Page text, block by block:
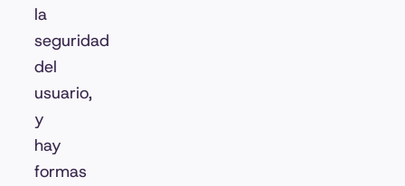
la
seguridad
del
usuario,
y
hay
formas